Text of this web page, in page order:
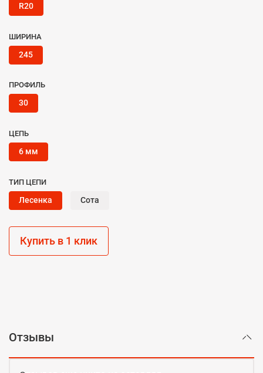
Купить в 1 клик
R20
ШИРИНА
245
ПРОФИЛЬ
30
ЦЕПЬ
6 мм
ТИП ЦЕПИ
Лесенка Сота
Отзывы